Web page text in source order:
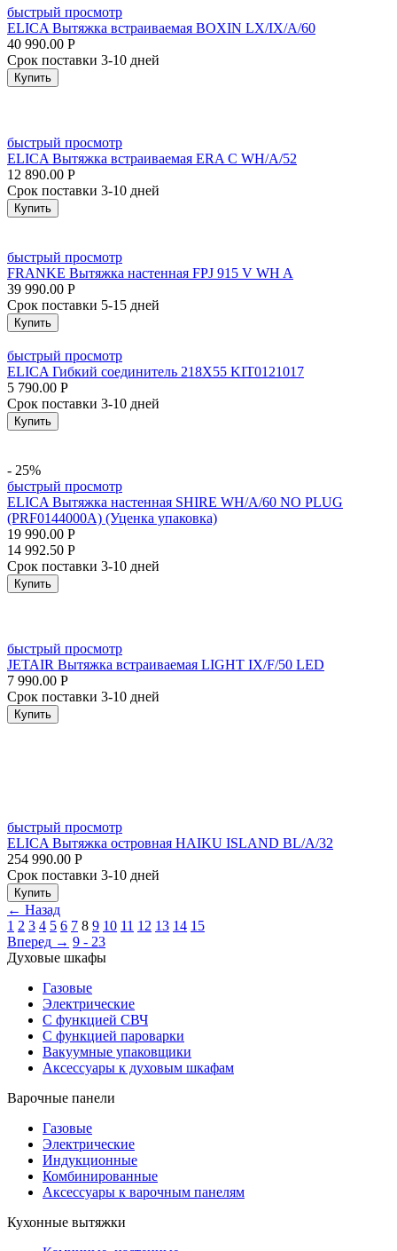
быстрый просмотр
ELICA Вытяжка встраиваемая BOXIN LX/IX/A/60
40 990.00 Р
Срок поставки 3-10 дней
Купить
быстрый просмотр
ELICA Вытяжка встраиваемая ERA C WH/A/52
12 890.00 Р
Срок поставки 3-10 дней
Купить
быстрый просмотр
FRANKE Вытяжка настенная FPJ 915 V WH A
39 990.00 Р
Срок поставки 5-15 дней
Купить
быстрый просмотр
ELICA Гибкий соединитель 218X55 KIT0121017
5 790.00 Р
Срок поставки 3-10 дней
Купить
- 25%
быстрый просмотр
ELICA Вытяжка настенная SHIRE WH/A/60 NO PLUG
(PRF0144000A) (Уценка упаковка)
19 990.00 Р
14 992.50 Р
Срок поставки 3-10 дней
Купить
быстрый просмотр
JETAIR Вытяжка встраиваемая LIGHT IX/F/50 LED
7 990.00 Р
Срок поставки 3-10 дней
Купить
быстрый просмотр
ELICA Вытяжка островная HAIKU ISLAND BL/A/32
254 990.00 Р
Срок поставки 3-10 дней
Купить
← Назад
1 2 3 4 5 6 7 8 9 10 11 12 13 14 15
Вперед → 9 - 23
Духовые шкафы
Газовые
Электрические
С функцией СВЧ
С функцией пароварки
Вакуумные упаковщики
Аксессуары к духовым шкафам
Варочные панели
Газовые
Электрические
Индукционные
Комбинированные
Аксессуары к варочным панелям
Кухонные вытяжки